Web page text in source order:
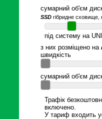
сумарний об'єм
SSD гібридне
під систему на
з них розміщено на
швидкість
сумарний об'єм
Трафік
включено.
У тариф входить